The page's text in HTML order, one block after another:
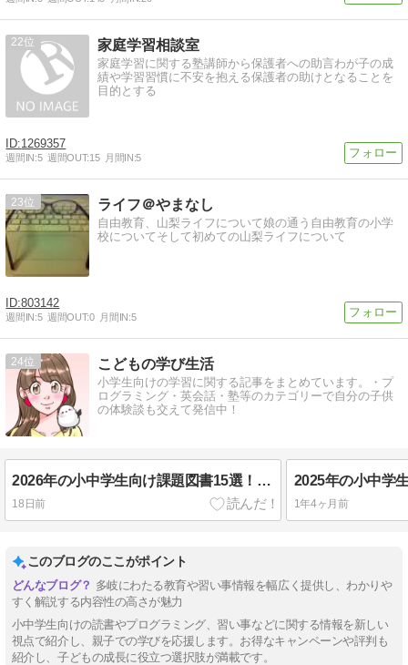
22 家庭学習相談室
家庭学習に関する塾講師から保護者への助言わが子の成
績や学習習慣に不安を抱える保護者の助けとなることを
目的とする
1269357
週間IN:5 週間OUT:15 月間IN:5
23 ライフ＠やまなし
自由教育、山梨ライフについて娘の通う自由教育の小学
校についてそして初めての山梨ライフについて
803142
週間IN:5 週間OUT:0 月間IN:5
24 こどもの学び生活
小学生向けの学習に関する記事をまとめています。・プ
ログラミング・英会話・塾等のカテゴリーで自分の子供
の体験談も交えて発信中！
2026年の小中学生向け課題図書15選！第72回青少年読書感想文全国コンクール課題図書について
18日前 1年4ヶ月前
このブログのここがポイント
多岐にわたる教育や習い事情報を幅広く提供し、わかりや
すく解説する内容性の高さが魅力
小中学生向けの読書やプログラミング、習い事などに関する情報を新しい
視点で紹介し、親子での学びを応援します。お得なキャンペーンや評判も
紹介し、子どもの成長に役立つ選択肢が満載です。